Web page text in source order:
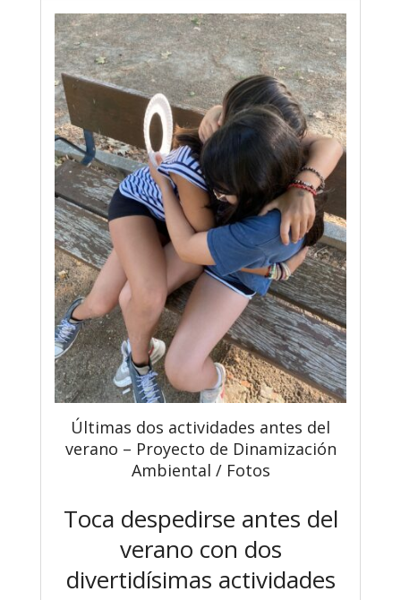
Últimas dos actividades antes del
verano – Proyecto de Dinamización
Ambiental / Fotos
Toca despedirse antes del
verano con dos
divertidísimas actividades